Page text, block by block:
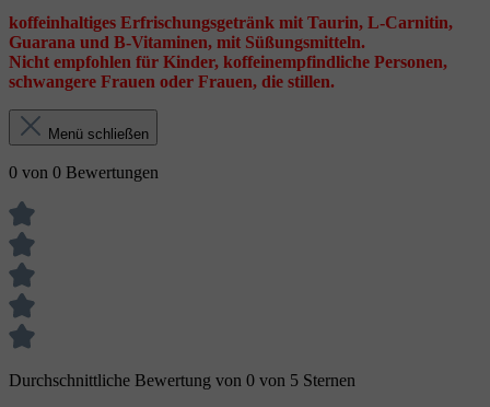
koffeinhaltiges Erfrischungsgetränk mit Taurin, L-Carnitin,
Guarana und B-Vitaminen, mit Süßungsmitteln.
Nicht empfohlen für Kinder, koffeinempfindliche Personen,
schwangere Frauen oder Frauen, die stillen.
Menü schließen
0 von 0 Bewertungen
Durchschnittliche Bewertung von 0 von 5 Sternen